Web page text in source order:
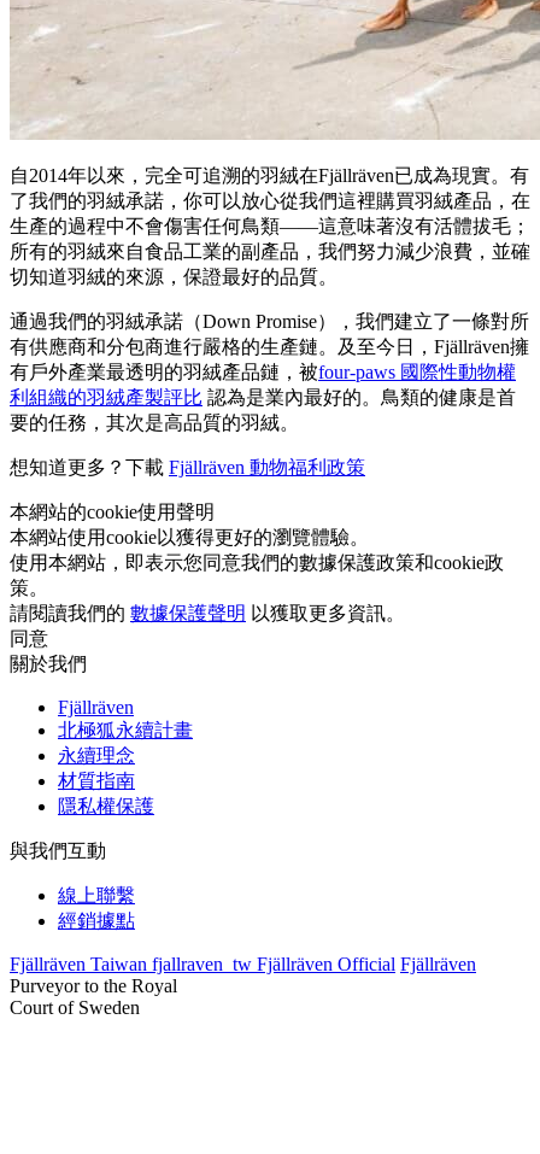
自2014年以來，完全可追溯的羽絨在Fjällräven已成為現實。有
了我們的羽絨承諾，你可以放心從我們這裡購買羽絨產品，在
生產的過程中不會傷害任何鳥類——這意味著沒有活體拔毛；
所有的羽絨來自食品工業的副產品，我們努力減少浪費，並確
切知道羽絨的來源，保證最好的品質。
通過我們的羽絨承諾（Down Promise），我們建立了一條對所
有供應商和分包商進行嚴格的生產鏈。及至今日，Fjällräven擁
有戶外產業最透明的羽絨產品鏈，被four-paws 國際性動物權
利組織的羽絨產製評比 認為是業內最好的。鳥類的健康是首
要的任務，其次是高品質的羽絨。
想知道更多？下載 Fjällräven 動物福利政策
本網站的cookie使用聲明
本網站使用cookie以獲得更好的瀏覽體驗。
使用本網站，即表示您同意我們的數據保護政策和cookie政
策。
請閱讀我們的 數據保護聲明 以獲取更多資訊。
同意
關於我們
Fjällräven
北極狐永續計畫
永續理念
材質指南
隱私權保護
與我們互動
線上聯繫
經銷據點
Fjällräven Taiwan fjallraven_tw Fjällräven Official Fjällräven
Purveyor to the Royal
Court of Sweden